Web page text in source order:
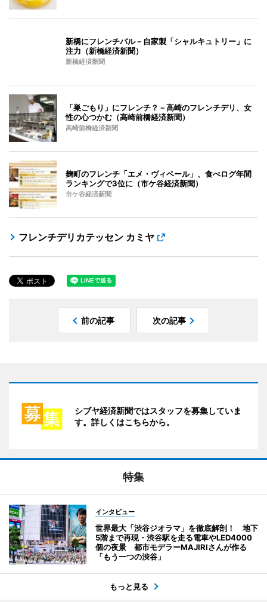
新橋にフレンチバル－自家製「シャルキュトリー」に
注力（新橋経済新聞）
新橋経済新聞
「巣ごもり」にフレンチ？－高崎のフレンチデリ、女
性の心つかむ（高崎前橋経済新聞）
高崎前橋経済新聞
麹町のフレンチ「エメ・ヴィベール」、食べログ年間
ランキングで3位に（市ケ谷経済新聞）
市ケ谷経済新聞
フレンチデリカテッセン カミヤ
前の記事 次の記事
シブヤ経済新聞ではスタッフを募集していま
す。詳しくはこちらから。
特集
インタビュー
世界最大「渋谷ジオラマ」を徹底解剖！ 地下
5階まで再現・渋谷駅を走る電車やLED4000
個の夜景 都市モデラーMAJIRIさんが作る
「もう一つの渋谷」
もっと見る